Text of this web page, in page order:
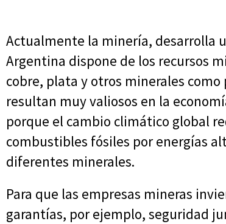
Actualmente la minería, desarrolla
Argentina dispone de los recursos
cobre, plata y otros minerales
resultan muy valiosos en la
porque el cambio climático global
combustibles fósiles por energías
diferentes minerales.
Para que las empresas mineras
garantías, por ejemplo, seguridad